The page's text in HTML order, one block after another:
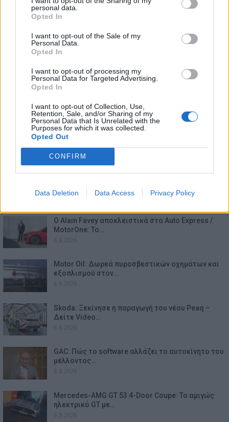
personal data.
Opted In
I want to opt-out of the Sale of my
Personal Data.
Opted In
I want to opt-out of processing my
Personal Data for Targeted Advertising.
Opted In
I want to opt-out of Collection, Use,
Retention, Sale, and/or Sharing of my
Personal Data that Is Unrelated with the
Purposes for which it was collected.
Opted Out
CONFIRM
Data Deletion Data Access Privacy Policy
ΕΠΙΚΑΙΡΟΤΗΤΑ
Ο Alain Favey αποκλειστικά στα Auto Express /
MotorOne: Το…
Motor Oil: Δωρεά πυροσβεστικών οχημάτων και
εξοπλισμού στον…
Skoda: Ξεκίνησε η παραγωγή του νέου Peaq –
Δείτε Video…
GAC: Πώς το software αλλάζει το αυτοκίνητο του
μέλλοντος…
Mercedes-AMG GT 53 4-Door Coupe: Το αμιγώς
ηλεκτρικό GT με…